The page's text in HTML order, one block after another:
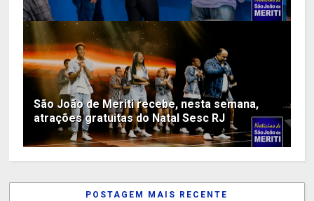
São João de Meriti recebe, nesta semana,
atrações gratuitas do Natal Sesc RJ
POSTAGEM MAIS RECENTE